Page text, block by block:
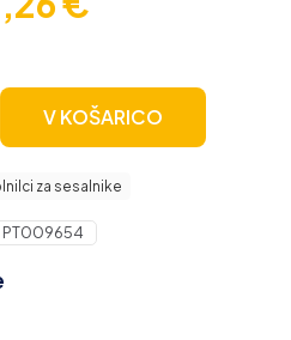
V KOŠARICO
za sesalnike
PT009654